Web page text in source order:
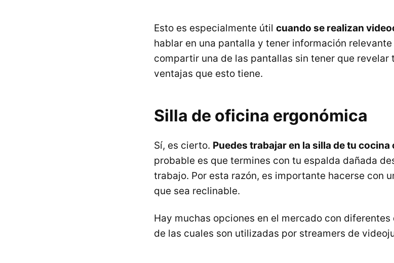
Esto es especialmente útil cuando se realizan
hablar en una pantalla y tener información
compartir una de las pantallas sin tener que revelar
ventajas que esto tiene.
Silla de oficina ergonómica
Sí, es cierto. Puedes trabajar en la silla de tu cocina
probable es que termines con tu espalda dañada
trabajo. Por esta razón, es importante hacerse con
que sea reclinable.
Hay muchas opciones en el mercado con
de las cuales son utilizadas por streamers de